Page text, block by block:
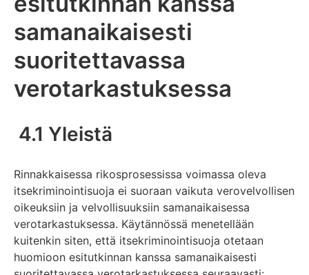
samanaikaisesti
suoritettavassa
verotarkastuksessa
4.1 Yleistä
Rinnakkaisessa rikosprosessissa voimassa oleva
itsekriminointisuoja ei suoraan vaikuta verovelvollisen
oikeuksiin ja velvollisuuksiin samanaikaisessa
verotarkastuksessa. Käytännössä menetellään
kuitenkin siten, että itsekriminointisuoja otetaan
huomioon esitutkinnan kanssa samanaikaisesti